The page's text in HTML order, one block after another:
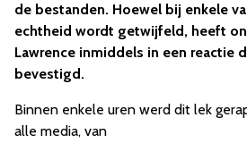
de bestanden. Hoewel bij enkele
echtheid wordt getwijfeld, heeft
Lawrence inmiddels in een reactie
bevestigd.
Binnen enkele uren werd dit lek
alle media, van